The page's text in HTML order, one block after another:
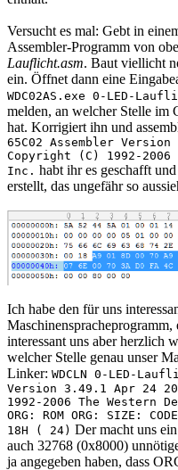
Versucht es mal: Gebt in
Assembler-Programm von
Lauflicht.asm. Baut viellicht
ein. Öffnet dann eine
WDC02AS.exe 0-LED-
melden, an welcher Stelle im
hat. Korrigiert ihn und
65C02 Assembler
Copyright (C) 1992-2006
Inc. habt ihr es geschafft
erstellt, das ungefähr so
Ich habe den für uns
interessant uns aber herzlich
welcher Stelle genau unser
Linker: WDCLN 0-LED-
Version 3.49.1 Apr 24
1992-2006 The Western
ORG: ROM ORG: SIZE:
18H ( 24) Der macht uns
auch 32768 (0x8000)
ja angegeben haben, dass